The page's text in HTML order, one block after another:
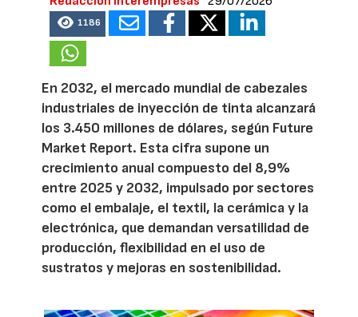
1186
En 2032, el mercado mundial de cabezales
industriales de inyección de tinta alcanzará
los 3.450 millones de dólares, según Future
Market Report. Esta cifra supone un
crecimiento anual compuesto del 8,9%
entre 2025 y 2032, impulsado por sectores
como el embalaje, el textil, la cerámica y la
electrónica, que demandan versatilidad de
producción, flexibilidad en el uso de
sustratos y mejoras en sostenibilidad.